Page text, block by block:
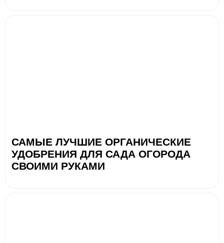
САМЫЕ ЛУЧШИЕ ОРГАНИЧЕСКИЕ
УДОБРЕНИЯ ДЛЯ САДА ОГОРОДА
СВОИМИ РУКАМИ